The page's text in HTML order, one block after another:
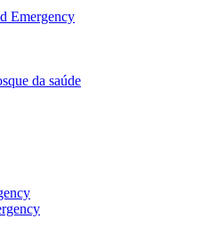
Emergency
da saúde